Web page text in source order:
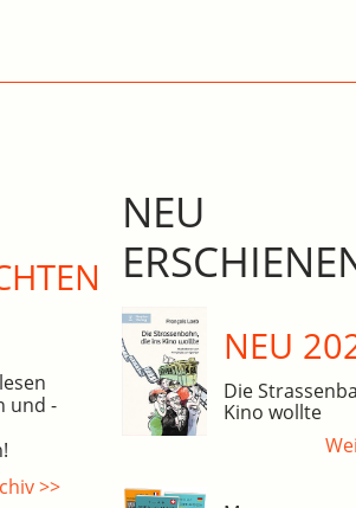
und -
>>
NEU
NEU
Die
Kino wollte